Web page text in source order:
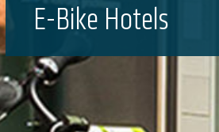
E-Bike Hotels